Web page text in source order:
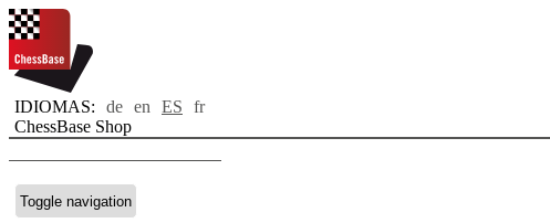
IDIOMAS: de en ES
fr
ChessBase Shop
Toggle navigation